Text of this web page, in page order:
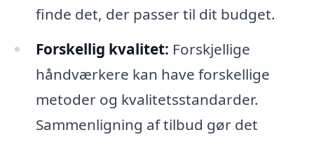
finde det, der passer til dit budget.
Forskellig kvalitet: Forskjellige
håndværkere kan have forskellige
metoder og kvalitetsstandarder.
Sammenligning af tilbud gør det